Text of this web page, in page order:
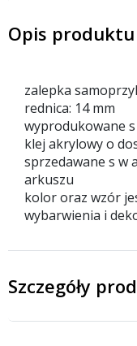
Opis produktu
zalepka
rednica: 14 mm
wyprodukowane
klej akrylowy o
sprzedawane s w
arkuszu
kolor oraz wzór
wybarwienia i
Szczegóły